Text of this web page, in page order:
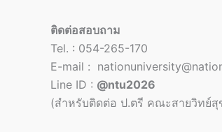
ติดต่อสอบถาม
Tel. : 054-265-170
E-mail :
Line ID : @ntu2026
(สำหรับติดต่อ ป.ตรี คณะสายวิทย์สุ